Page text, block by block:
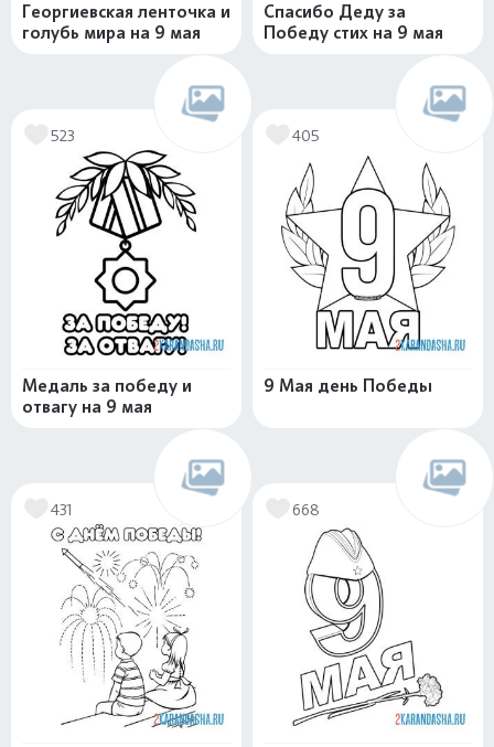
Георгиевская ленточка и
голубь мира на 9 мая
Спасибо Деду за
Победу стих на 9 мая
523
Медаль за победу и
отвагу на 9 мая
405
9 Мая день Победы
431 668